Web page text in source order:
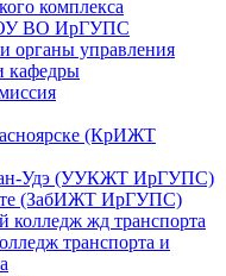
комплекса
ВО ИрГУПС
органы управления
кафедры
(КрИЖТ
Удэ (УУКЖТ ИрГУПС)
(ЗабИЖТ ИрГУПС)
колледж жд транспорта
транспорта и